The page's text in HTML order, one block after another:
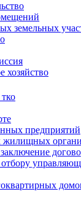
земельных
предприятий
жилищных